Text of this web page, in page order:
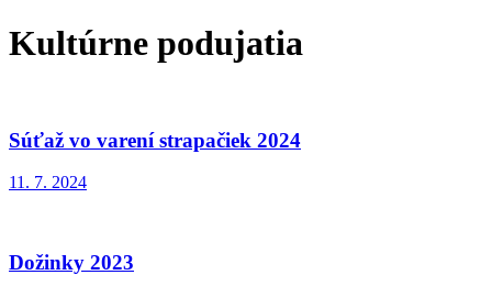
Kultúrne podujatia
Súťaž vo varení strapačiek 2024
11. 7. 2024
Dožinky 2023